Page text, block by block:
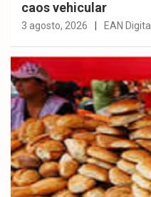
caos vehicular
3 agosto, 2026 EAN Digital